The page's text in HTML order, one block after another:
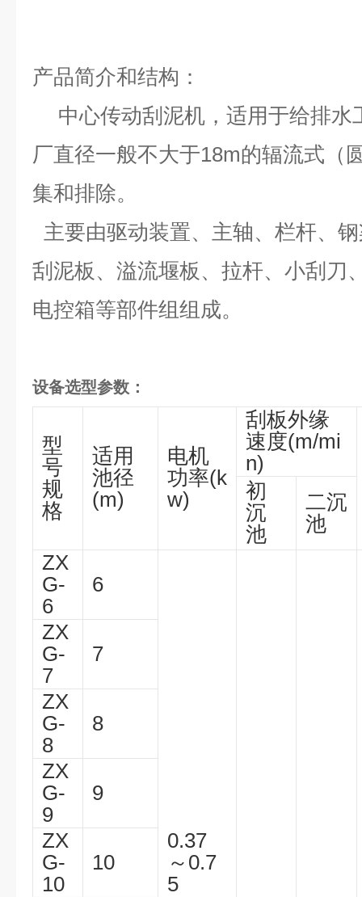
产品简介和结构：
中心传动刮泥机，适用于给排水
厂直径一般不大于18m的辐流式（
集和排除。
主要由驱动装置、主轴、栏杆、
刮泥板、溢流堰板、拉杆、小刮刀
电控箱等部件组组成。
设备选型参数：
型
号
规
格
适用
池径
(m)
电机
功率(k
w)
刮板外缘
速度(m/mi
n)
初
沉
池
二沉
池
ZX
G-
6
6
0.37
～0.7
5
ZX
G-
7
7
ZX
G-
8
8
ZX
G-
9
9
ZX
G-
10
10